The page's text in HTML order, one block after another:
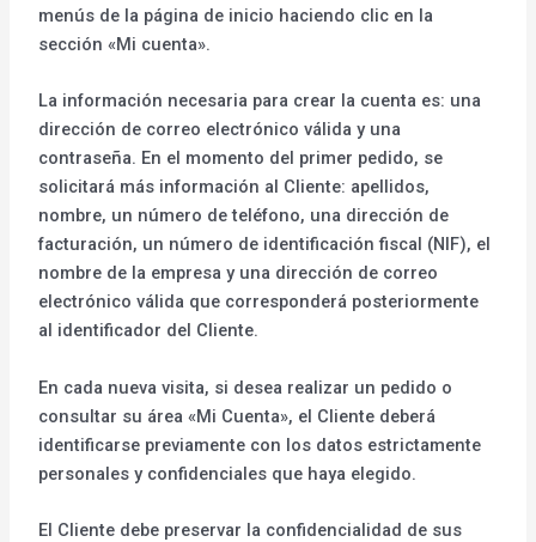
menús de la página de inicio haciendo clic en la
sección «Mi cuenta».
La información necesaria para crear la cuenta es: una
dirección de correo electrónico válida y una
contraseña. En el momento del primer pedido, se
solicitará más información al Cliente: apellidos,
nombre, un número de teléfono, una dirección de
facturación, un número de identificación fiscal (NIF), el
nombre de la empresa y una dirección de correo
electrónico válida que corresponderá posteriormente
al identificador del Cliente.
En cada nueva visita, si desea realizar un pedido o
consultar su área «Mi Cuenta», el Cliente deberá
identificarse previamente con los datos estrictamente
personales y confidenciales que haya elegido.
El Cliente debe preservar la confidencialidad de sus